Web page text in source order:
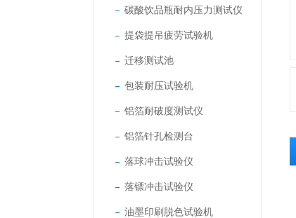
碳酸饮品瓶耐内压力测试仪
提袋提吊疲劳试验机
迁移测试池
包装耐压试验机
铝箔耐破度测试仪
铝箔针孔检测台
落球冲击试验仪
落镖冲击试验仪
油墨印刷脱色试验机